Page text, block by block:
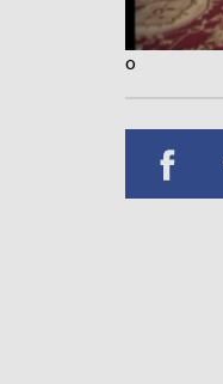
o